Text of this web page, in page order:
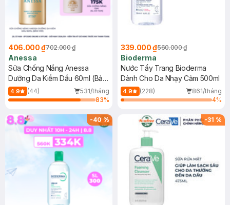
406.000 ₫702.000 ₫
Anessa
Sữa Chống Nắng Anessa
Dưỡng Da Kiềm Dầu 60ml (Bản
Mới)
4.9 (44)
531/tháng
83%
339.000 ₫560.000 ₫
Bioderma
Nước Tẩy Trang Bioderma
Dành Cho Da Nhạy Cảm 500ml
4.9 (228)
861/tháng
4%
-40% -31 %